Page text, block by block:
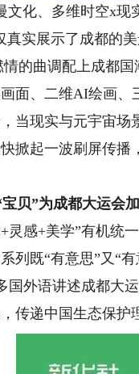
、多维时空x现实
真实展示了成都的
的曲调配上成都
面、二维AI绘画
当现实与元宇宙场
起一波刷屏传播
宝贝”为成都大运
感+美学”有机统一
列既“有意思”又“
国外语讲述成都大
传递中国生态保护